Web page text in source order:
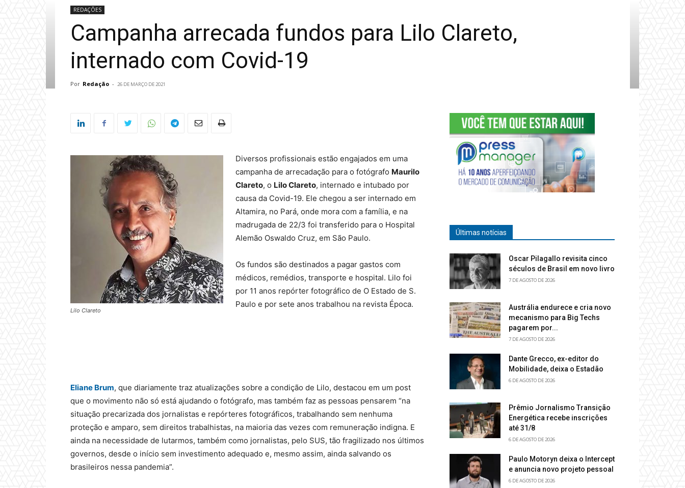
REDAÇÕES
Campanha arrecada fundos para Lilo Clareto,
internado com Covid-19
Por Redação - 26 DE MARÇO DE 2021
Lilo Clareto
Diversos profissionais estão engajados em uma
campanha de arrecadação para o fotógrafo Maurilo
Clareto, o Lilo Clareto, internado e intubado por
causa da Covid-19. Ele chegou a ser internado em
Altamira, no Pará, onde mora com a família, e na
madrugada de 22/3 foi transferido para o Hospital
Alemão Oswaldo Cruz, em São Paulo.
Os fundos são destinados a pagar gastos com
médicos, remédios, transporte e hospital. Lilo foi
por 11 anos repórter fotográfico de O Estado de S.
Paulo e por sete anos trabalhou na revista Época.
Eliane Brum, que diariamente traz atualizações sobre a condição de Lilo, destacou em um post
que o movimento não só está ajudando o fotógrafo, mas também faz as pessoas pensarem “na
situação precarizada dos jornalistas e repórteres fotográficos, trabalhando sem nenhuma
proteção e amparo, sem direitos trabalhistas, na maioria das vezes com remuneração indigna. E
ainda na necessidade de lutarmos, também como jornalistas, pelo SUS, tão fragilizado nos últimos
governos, desde o início sem investimento adequado e, mesmo assim, ainda salvando os
brasileiros nessa pandemia”.
Últimas notícias
Oscar Pilagallo revisita cinco
séculos de Brasil em novo livro
7 DE AGOSTO DE 2026
Austrália endurece e cria novo
mecanismo para Big Techs
pagarem por...
7 DE AGOSTO DE 2026
Dante Grecco, ex-editor do
Mobilidade, deixa o Estadão
6 DE AGOSTO DE 2026
Prêmio Jornalismo Transição
Energética recebe inscrições
até 31/8
6 DE AGOSTO DE 2026
Paulo Motoryn deixa o Intercept
e anuncia novo projeto pessoal
6 DE AGOSTO DE 2026